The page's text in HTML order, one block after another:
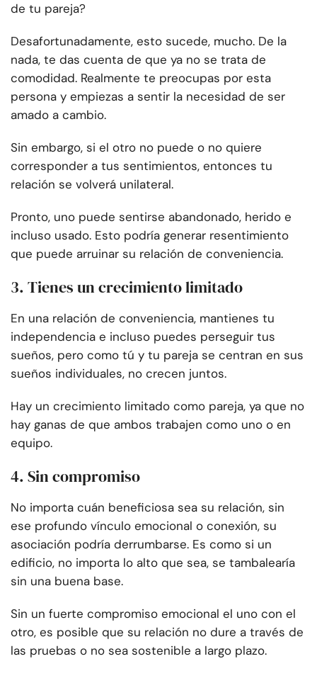
de tu pareja?
Desafortunadamente, esto sucede, mucho. De la
nada, te das cuenta de que ya no se trata de
comodidad. Realmente te preocupas por esta
persona y empiezas a sentir la necesidad de ser
amado a cambio.
Sin embargo, si el otro no puede o no quiere
corresponder a tus sentimientos, entonces tu
relación se volverá unilateral.
Pronto, uno puede sentirse abandonado, herido e
incluso usado. Esto podría generar resentimiento
que puede arruinar su relación de conveniencia.
3. Tienes un crecimiento limitado
En una relación de conveniencia, mantienes tu
independencia e incluso puedes perseguir tus
sueños, pero como tú y tu pareja se centran en sus
sueños individuales, no crecen juntos.
Hay un crecimiento limitado como pareja, ya que no
hay ganas de que ambos trabajen como uno o en
equipo.
4. Sin compromiso
No importa cuán beneficiosa sea su relación, sin
ese profundo vínculo emocional o conexión, su
asociación podría derrumbarse. Es como si un
edificio, no importa lo alto que sea, se tambalearía
sin una buena base.
Sin un fuerte compromiso emocional el uno con el
otro, es posible que su relación no dure a través de
las pruebas o no sea sostenible a largo plazo.